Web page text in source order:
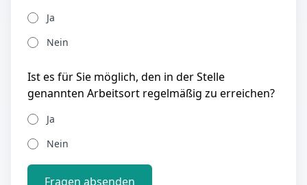
Ja
Nein
Ist es für Sie möglich, den in der Stelle
genannten Arbeitsort regelmäßig zu erreichen?
Ja
Nein
Fragen absenden